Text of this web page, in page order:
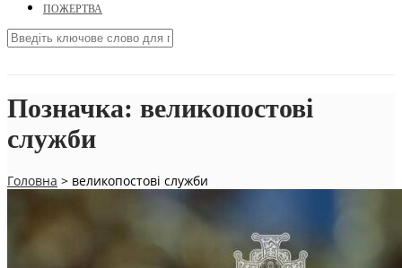
ПОЖЕРТВА
Позначка: великопостові
служби
Головна > великопостові служби